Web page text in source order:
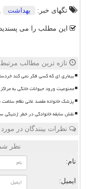
تگهای خبر:
بهداشت
این مطلب را می
تازه ترین مطالب مرتبط
بیماری ای که کسی فکر نمی کند
ممنوعیت ورود حیوانات خانگی به
پزشک خانواده مقصد غائی نظام
نقش سابقه خانوادگی در خطر ژنتیکی
نظرات بینندگان در
نظر
نام:
ایمیل: